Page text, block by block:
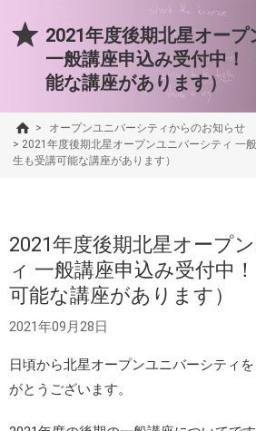
2021年度後期北星オー
一般講座申込み受付中！
能な講座があります）
>
オープンユニバーシティからのお知らせ
> 2021年度後期北星オープンユニバーシティ 一
生も受講可能な講座があります）
2021年度後期北星オープ
ィ 一般講座申込み受付中
可能な講座があります）
2021年09月28日
日頃から北星オープンユニバーシティ
がとうございます。